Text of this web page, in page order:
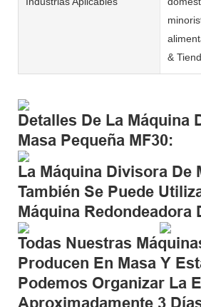
&
Detalles De La Máquina
Masa Pequeña MF30:
La Máquina Divisora ​​de
También Se Puede
Máquina Redondeadora
Todas Nuestras
Producen En Masa Y
Podemos Organizar La
Aproximadamente 3